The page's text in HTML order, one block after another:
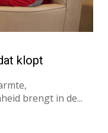
klopt
brengt in de...